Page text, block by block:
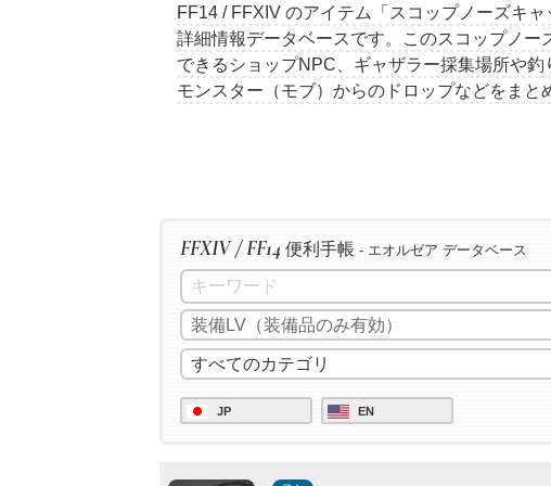
FF14 / FFXIV のアイテム「スコップノーズキ
詳細情報データベースです。このスコップノ
できるショップNPC、ギャザラー採集場所や釣
モンスター（モブ）からのドロップなどをまと
FFXIV / FF14 便利手帳 - エオルゼア データベース
JP EN